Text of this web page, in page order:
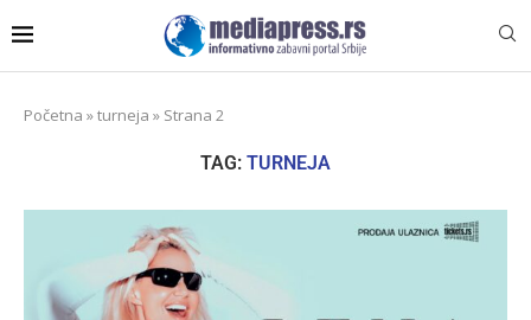
Početna »turneja » Strana 2
TAG: TURNEJA